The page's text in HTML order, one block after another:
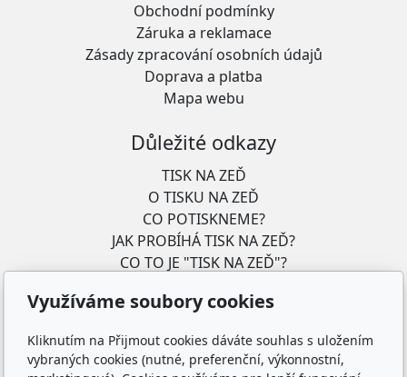
Obchodní podmínky
Záruka a reklamace
Zásady zpracování osobních údajů
Doprava a platba
Mapa webu
Důležité odkazy
TISK NA ZEĎ
O TISKU NA ZEĎ
CO POTISKNEME?
JAK PROBÍHÁ TISK NA ZEĎ?
CO TO JE "TISK NA ZEĎ"?
JAK FUNGUJE TISKÁRNA NA ZEĎ?
POMOC S NÁVRHEM
PRODUKTY "TISK NA ZEĎ"
Využíváme soubory cookies
Kliknutím na Přijmout cookies dáváte souhlas s uložením
vybraných cookies (nutné, preferenční, výkonnostní,